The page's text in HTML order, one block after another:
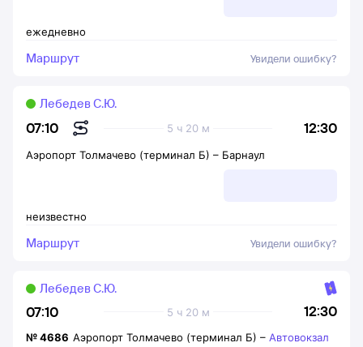
ежедневно
Маршрут Увидели ошибку?
07:10 12:30
5 ч 20 м
Лебедев С.Ю.
неизвестно
Аэропорт Толмачево (терминал Б) – Барнаул
Маршрут Увидели ошибку?
07:10 12:30
5 ч 20 м
Лебедев С.Ю.
№4686 Аэропорт Толмачево (терминал Б) – Автовокзал